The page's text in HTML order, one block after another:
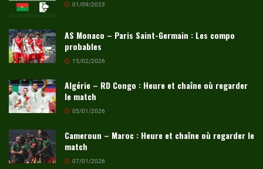
01/09/2023
AS Monaco – Paris Saint-Germain : Les compo
probables
15/02/2026
Algérie – RD Congo : Heure et chaîne où regarder
le match
05/01/2026
Cameroun – Maroc : Heure et chaîne où regarder le
match
07/01/2026